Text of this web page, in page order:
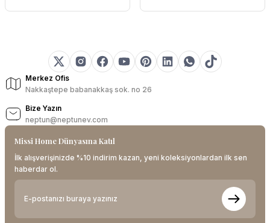
Merkez Ofis
Nakkaştepe babanakkaş sok. no 26
Bize Yazın
neptun@neptunev.com
Missi Home Dünyasına Katıl
İlk alışverişinizde %10 indirim kazan, yeni koleksiyonlardan ilk sen
haberdar ol.